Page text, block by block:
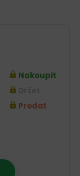
Nakoupit
Prodat